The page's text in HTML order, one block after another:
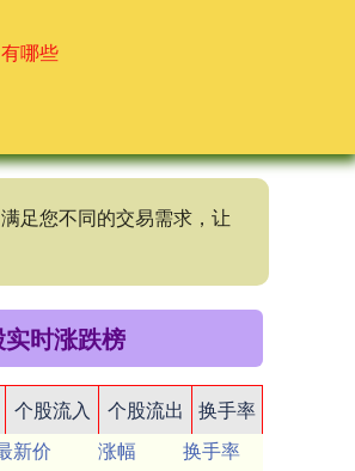
哪些
足您不同的交易需求，让
时涨跌榜
个股流入 个股流出
换手率
新价 涨幅
换手率